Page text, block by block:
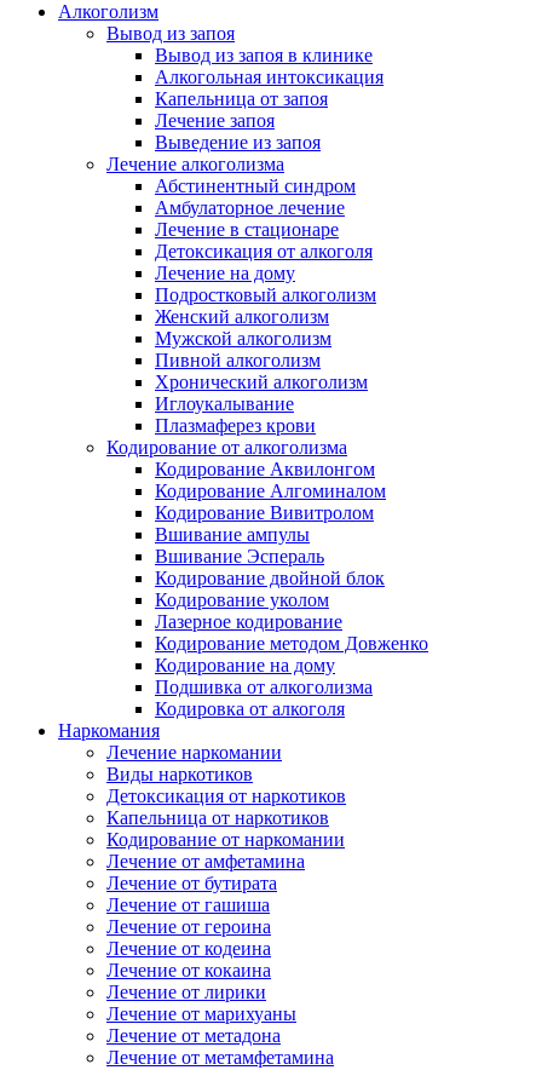
Алкоголизм
Вывод из запоя
Вывод из запоя в клинике
Алкогольная интоксикация
Капельница от запоя
Лечение запоя
Выведение из запоя
Лечение алкоголизма
Абстинентный синдром
Амбулаторное лечение
Лечение в стационаре
Детоксикация от алкоголя
Лечение на дому
Подростковый алкоголизм
Женский алкоголизм
Мужской алкоголизм
Пивной алкоголизм
Хронический алкоголизм
Иглоукалывание
Плазмаферез крови
Кодирование от алкоголизма
Кодирование Аквилонгом
Кодирование Алгоминалом
Кодирование Вивитролом
Вшивание ампулы
Вшивание Эспераль
Кодирование двойной блок
Кодирование уколом
Лазерное кодирование
Кодирование методом Довженко
Кодирование на дому
Подшивка от алкоголизма
Кодировка от алкоголя
Наркомания
Лечение наркомании
Виды наркотиков
Детоксикация от наркотиков
Капельница от наркотиков
Кодирование от наркомании
Лечение от амфетамина
Лечение от бутирата
Лечение от гашиша
Лечение от героина
Лечение от кодеина
Лечение от кокаина
Лечение от лирики
Лечение от марихуаны
Лечение от метадона
Лечение от метамфетамина